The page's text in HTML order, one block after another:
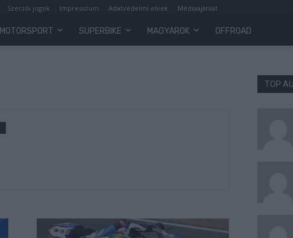
Szerzői jogok Impresszum Adatvédelmi elvek Médiaajánlat
MOTORSPORT SUPERBIKE MAGYAROK OFFROAD
TOP